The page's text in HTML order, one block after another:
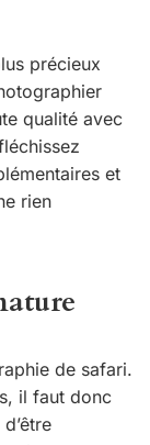
précieux
qualité avec
et
rien
de safari.
il faut donc